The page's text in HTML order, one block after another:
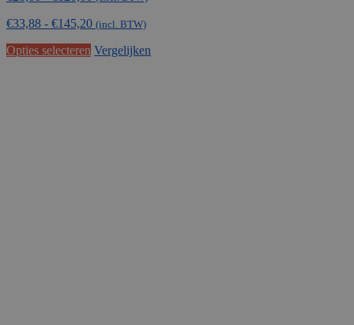
tot
€33,88 - €145,20 (incl. BTW)
Opties selecteren Dit
Vergelijken